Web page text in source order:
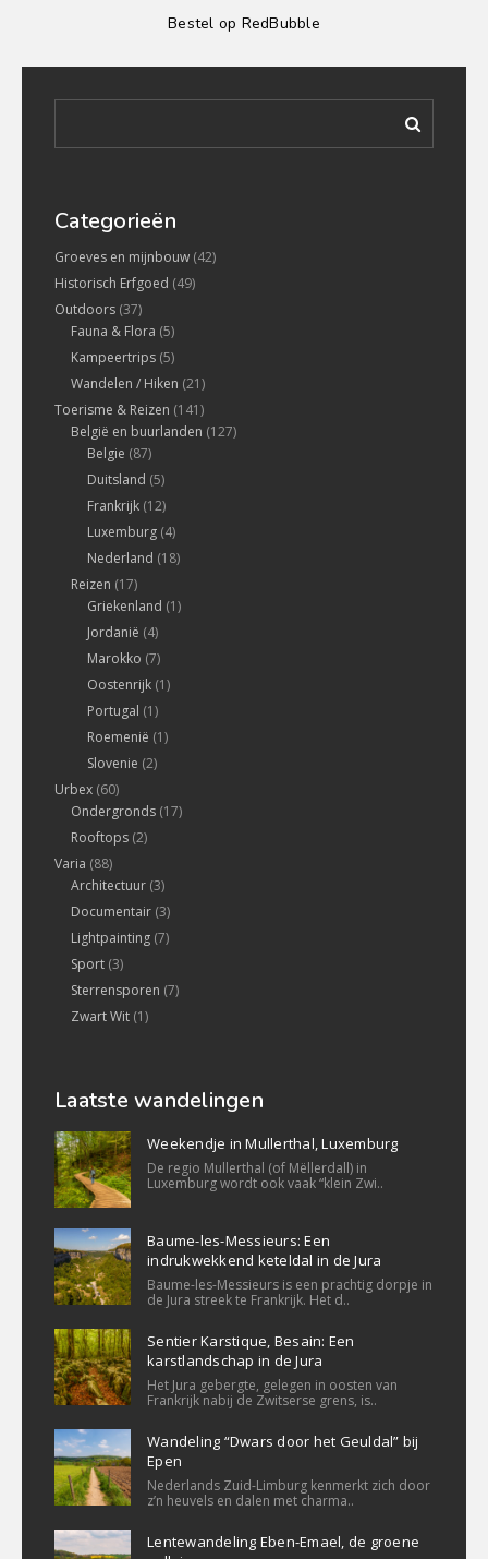
Bestel op RedBubble
Categorieën
Groeves en mijnbouw (42)
Historisch Erfgoed (49)
Outdoors (37)
Fauna & Flora (5)
Kampeertrips (5)
Wandelen / Hiken (21)
Toerisme & Reizen (141)
België en buurlanden (127)
Belgie (87)
Duitsland (5)
Frankrijk (12)
Luxemburg (4)
Nederland (18)
Reizen (17)
Griekenland (1)
Jordanië (4)
Marokko (7)
Oostenrijk (1)
Portugal (1)
Roemenië (1)
Slovenie (2)
Urbex (60)
Ondergronds (17)
Rooftops (2)
Varia (88)
Architectuur (3)
Documentair (3)
Lightpainting (7)
Sport (3)
Sterrensporen (7)
Zwart Wit (1)
Laatste wandelingen
Weekendje in Mullerthal, Luxemburg
De regio Mullerthal (of Mëllerdall) in
Luxemburg wordt ook vaak “klein Zwi..
Baume-les-Messieurs: Een
indrukwekkend keteldal in de Jura
Baume-les-Messieurs is een prachtig dorpje in
de Jura streek te Frankrijk. Het d..
Sentier Karstique, Besain: Een
karstlandschap in de Jura
Het Jura gebergte, gelegen in oosten van
Frankrijk nabij de Zwitserse grens, is..
Wandeling “Dwars door het Geuldal” bij
Epen
Nederlands Zuid-Limburg kenmerkt zich door
z’n heuvels en dalen met charma..
Lentewandeling Eben-Emael, de groene